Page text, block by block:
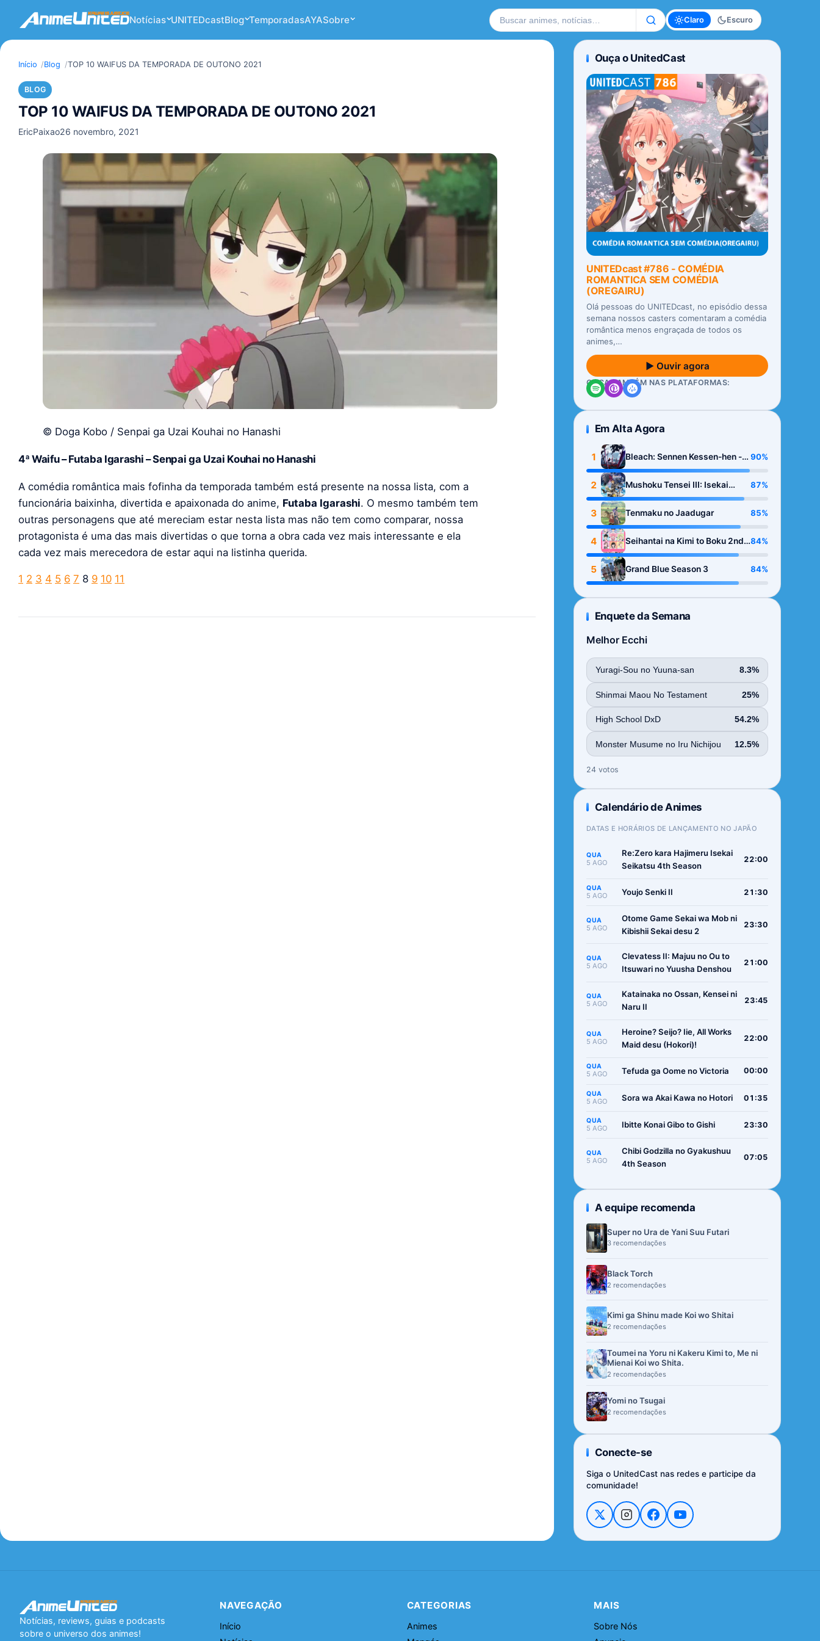
Notícias UNITEDcastBlog TemporadasAYASobre Buscar no site Claro Escuro
Início Blog TOP 10 WAIFUS DA TEMPORADA DE OUTONO 2021
BLOG
TOP 10 WAIFUS DA TEMPORADA DE OUTONO 2021
EricPaixao26 novembro, 2021
© Doga Kobo / Senpai ga Uzai Kouhai no Hanashi
4ª Waifu – Futaba Igarashi – Senpai ga Uzai Kouhai no Hanashi
A comédia romântica mais fofinha da temporada também está presente na nossa lista, com a
funcionária baixinha, divertida e apaixonada do anime, Futaba Igarashi. O mesmo também tem
outras personagens que até mereciam estar nesta lista mas não tem como comparar, nossa
protagonista é uma das mais divertidas o que torna a obra cada vez mais interessante e ela
cada vez mais merecedora de estar aqui na listinha querida.
1 2 3 4 5 6 7 8 9 10 11
Ouça o UnitedCast
UNITEDcast #786 - COMÉDIA
ROMANTICA SEM COMÉDIA
(OREGAIRU)
Olá pessoas do UNITEDcast, no episódio dessa
semana nossos casters comentaram a comédia
romântica menos engraçada de todos os
animes,…
▶ Ouvir agora
OUÇA TAMBÉM NAS PLATAFORMAS:
Em Alta Agora
1
Bleach: Sennen Kessen-hen -
Kashin-tan
90%
2
Mushoku Tensei III: Isekai
Ittara Honki Dasu
87%
3 Tenmaku no Jaadugar 85%
4
Seihantai na Kimi to Boku 2nd
Season
84%
5 Grand Blue Season 3 84%
Enquete da Semana
Melhor Ecchi
Yuragi-Sou no Yuuna-san 8.3%
Shinmai Maou No Testament 25%
High School DxD 54.2%
Monster Musume no Iru Nichijou 12.5%
24 votos
Calendário de Animes
DATAS E HORÁRIOS DE LANÇAMENTO NO JAPÃO
QUA
5 AGO
Re:Zero kara Hajimeru Isekai
Seikatsu 4th Season
22:00
QUA
5 AGO Youjo Senki II 21:30
QUA
5 AGO
Otome Game Sekai wa Mob ni
Kibishii Sekai desu 2
23:30
QUA
5 AGO
Clevatess II: Majuu no Ou to
Itsuwari no Yuusha Denshou
21:00
QUA
5 AGO
Katainaka no Ossan, Kensei ni
Naru II
23:45
QUA
5 AGO
Heroine? Seijo? Iie, All Works
Maid desu (Hokori)!
22:00
QUA
5 AGO Tefuda ga Oome no Victoria 00:00
QUA
5 AGO Sora wa Akai Kawa no Hotori 01:35
QUA
5 AGO Ibitte Konai Gibo to Gishi 23:30
QUA
5 AGO
Chibi Godzilla no Gyakushuu
4th Season
07:05
A equipe recomenda
Super no Ura de Yani Suu Futari
3 recomendações
Black Torch
2 recomendações
Kimi ga Shinu made Koi wo Shitai
2 recomendações
Toumei na Yoru ni Kakeru Kimi to, Me ni
Mienai Koi wo Shita.
2 recomendações
Yomi no Tsugai
2 recomendações
Conecte-se
Siga o UnitedCast nas redes e participe da
comunidade!
Notícias, reviews, guias e podcasts
sobre o universo dos animes!
NAVEGAÇÃO
Início
CATEGORIAS
Animes
MAIS
Sobre Nós